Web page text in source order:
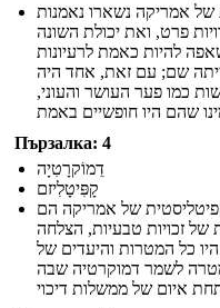
אמריקה נשארו נאמנות
פרט, ואת יכולת השונה
להיות כאמת לרעיונות
שם; עם זאת, אחד היה
כמו פער העושר והעוני,
Пързалка: 4
דֵמוֹקרָטִיָה
קָפִּיטָלִיזם
של אמריקה הם
של זכויות טבעיות, הצלחה
כל המטרות והיעדים של
לשמר דמוקרטיה שבה